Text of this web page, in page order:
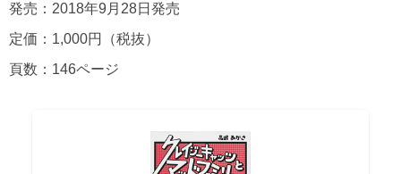
発売：2018年9月28日発売
定価：1,000円（税抜）
頁数：146ページ